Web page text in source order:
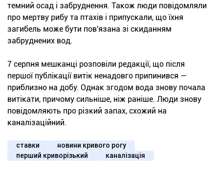
темний осад і забруднення. Також люди повідомляли
про мертву рибу та птахів і припускали, що їхня
загибель може бути пов'язана зі скиданням
забруднених вод.
7 серпня мешканці розповіли редакції, що після
першої публікації витік ненадовго припинився —
приблизно на добу. Однак згодом вода знову почала
витікати, причому сильніше, ніж раніше. Люди знову
повідомляють про різкий запах, схожий на
каналізаційний.
ставки
новини кривого рогу
перший криворізький
каналізація